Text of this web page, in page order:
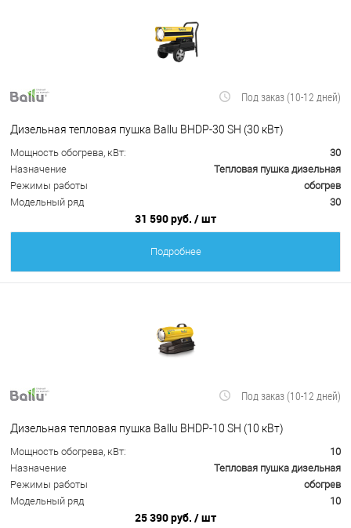
Под заказ (10-12 дней)
Дизельная тепловая пушка Ballu BHDP-30 SH (30 кВт)
Мощность обогрева, кВт:
30
Назначение
Тепловая пушка дизельная
Режимы работы
обогрев
Модельный ряд
30
31 590 руб. / шт
Подробнее
Под заказ (10-12 дней)
Дизельная тепловая пушка Ballu BHDP-10 SH (10 кВт)
Мощность обогрева, кВт:
10
Назначение
Тепловая пушка дизельная
Режимы работы
обогрев
Модельный ряд
10
25 390 руб. / шт